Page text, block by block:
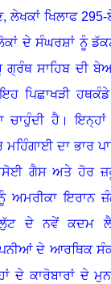
,ਲੇਖਕਾਂ ਖਿਲਾਫ 295-
ਦੇ ਸੰਘਰਸ਼ਾਂ ਨੂੰ
ਸਾਹਿਬ ਦੀ
ਪਿਛਾਖੜੀ
ਚਾਹੁੰਦੀ ਹੈ।ਇਨ੍ਹਾਂ
ਦਾ ਭਾਰ
ਗੈਸ ਅਤੇ ਹੋਰ
ਅਮਰੀਕਾ ਇਰਾਨ
ਲੁੱਟ ਦੇ ਨਵੇਂ ਕਦਮ
ਦੇ ਆਰਥਿਕ
ਦੇ ਕਾਰੋਬਾਰਾਂ ਦੇ